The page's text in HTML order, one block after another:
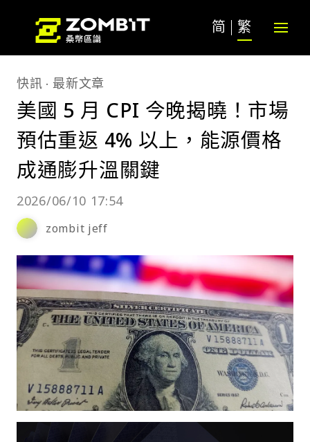
简 繁
快訊 最新文章
美國 5 月 CPI 今晚揭曉！市場
預估重返 4% 以上，能源價格
成通膨升溫關鍵
2026/06/10 17:54
zombit jeff